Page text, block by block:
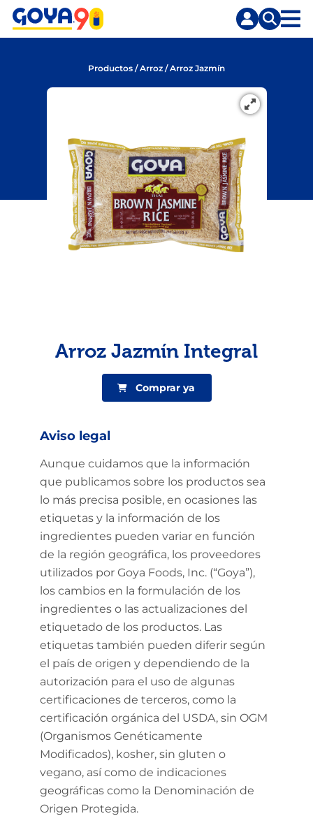
Saltar
Saltar
Productos /Arroz /Arroz Jazmín
Arroz Jazmín Integral
Comprar ya
Aviso legal
Aunque cuidamos que la información
que publicamos sobre los productos sea
lo más precisa posible, en ocasiones las
etiquetas y la información de los
ingredientes pueden variar en función
de la región geográfica, los proveedores
utilizados por Goya Foods, Inc. (“Goya”),
los cambios en la formulación de los
ingredientes o las actualizaciones del
etiquetado de los productos. Las
etiquetas también pueden diferir según
el país de origen y dependiendo de la
autorización para el uso de algunas
certificaciones de terceros, como la
certificación orgánica del USDA, sin OGM
(Organismos Genéticamente
Modificados), kosher, sin gluten o
vegano, así como de indicaciones
geográficas como la Denominación de
Origen Protegida.